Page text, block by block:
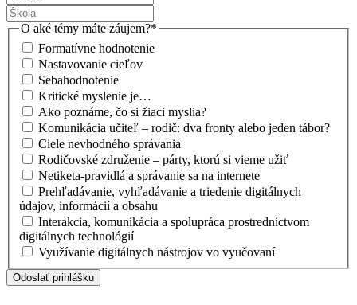
O aké témy máte záujem?*
Formatívne hodnotenie
Nastavovanie cieľov
Sebahodnotenie
Kritické myslenie je…
Ako poznáme, čo si žiaci myslia?
Komunikácia učiteľ – rodič: dva fronty alebo jeden tábor?
Ciele nevhodného správania
Rodičovské združenie – párty, ktorú si vieme užiť
Netiketa-pravidlá a správanie sa na internete
Prehľadávanie, vyhľadávanie a triedenie digitálnych
údajov, informácií a obsahu
Interakcia, komunikácia a spolupráca prostredníctvom
digitálnych technológií
Využívanie digitálnych nástrojov vo vyučovaní
Odoslať prihlášku